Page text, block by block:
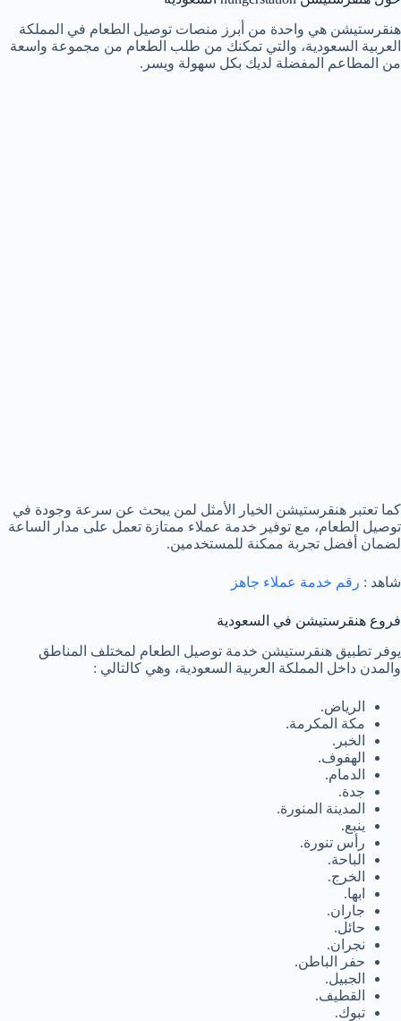
هنقرستيشن هي واحدة من أبرز منصات توصيل الطعام في المملكة
العربية السعودية، والتي تمكنك من طلب الطعام من مجموعة واسعة
من المطاعم المفضلة لديك بكل سهولة ويسر.
كما تعتبر هنقرستيشن الخيار الأمثل لمن يبحث عن سرعة وجودة في
توصيل الطعام، مع توفير خدمة عملاء ممتازة تعمل على مدار الساعة
لضمان أفضل تجربة ممكنة للمستخدمين.
شاهد : رقم خدمة عملاء جاهز
فروع هنقرستيشن في السعودية
يوفر تطبيق هنقرستيشن خدمة توصيل الطعام لمختلف المناطق
والمدن داخل المملكة العربية السعودية، وهي كالتالي :
الرياض.
مكة المكرمة.
الخبر.
الهفوف.
الدمام.
جدة.
المدينة المنورة.
ينبع.
رأس تنورة.
الباحة.
الخرج.
ابها.
جاران.
حائل.
نجران.
حفر الباطن.
الجبيل.
القطيف.
تبوك.